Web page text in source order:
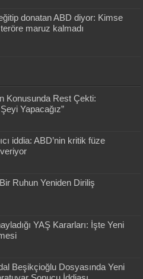
donatan ABD diyor: Kimse
maruz kalmadı
Konusunda Rest Çekti:
Yapacağız”
iddia: ABD’nin kritik füze
Ruhun Yeniden Diriliş
YAŞ Kararları: İşte Yeni
Beşikçioğlu Dosyasında Yeni